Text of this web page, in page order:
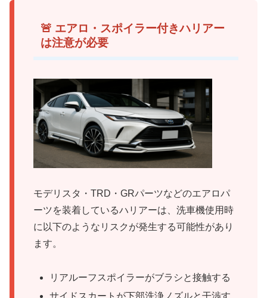
🚨 エアロ・スポイラー付きハリアー
は注意が必要
モデリスタ・TRD・GRパーツなどのエアロパ
ーツを装着しているハリアーは、洗車機使用時
に以下のようなリスクが発生する可能性があり
ます。
リアルーフスポイラーがブラシと接触する